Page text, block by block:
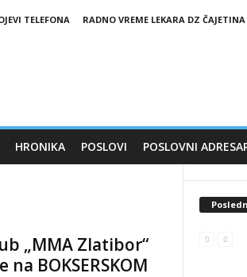
TELEFONA RADNO VREME LEKARA DZ ČAJETINA
HRONIKA POSLOVI POSLOVNI
„MMA Zlatibor“
BOKSERSKOM